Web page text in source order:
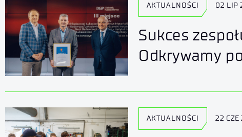
AKTUALNOŚCI 02 LIP
Sukces
Odkrywamy
AKTUALNOŚCI 22